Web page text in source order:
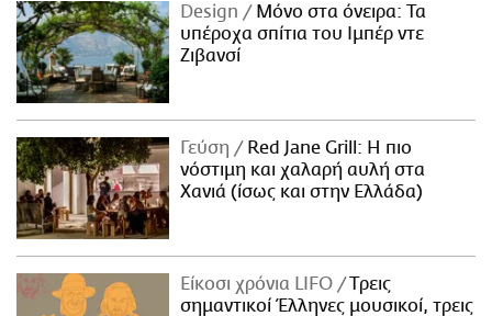
Design
Μόνο στα όνειρα: Τα
υπέροχα σπίτια του Ιμπέρ ντε
Ζιβανσί
Γεύση
Red Jane Grill: Η πιο
νόστιμη και χαλαρή αυλή στα
Χανιά (ίσως και στην Ελλάδα)
Είκοσι χρόνια LIFO
Tρεις
σημαντικοί Έλληνες μουσικοί, τρεις